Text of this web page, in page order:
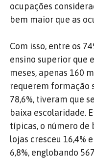
ocupações
bem maior que as
Com isso, entre os
ensino superior que
meses, apenas 160
requerem formação
78,6%, tiveram que
baixa escolaridade.
típicas, o número de
lojas cresceu 16,4%
6,8%, englobando